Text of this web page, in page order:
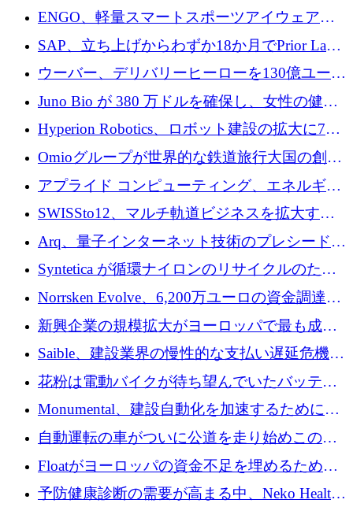
ットフォームを拡大するために 300 万ユーロ
のプレシードをクローズ
ENGO、軽量スマートスポーツアイウェアの
進歩のために510万ユーロを調達
SAP、立ち上げからわずか18か月でPrior Labs
を10億ユーロ以上の契約で買収
ウーバー、デリバリーヒーローを130億ユーロ
の契約で買収、99か国にまたがるプラットフ
ォームを構築
Juno Bio が 380 万ドルを確保し、女性の健康
専用の初のシーケンスラボを開設
Hyperion Robotics、ロボット建設の拡大に740
万ドルを確保
Omioグループが世界的な鉄道旅行大国の創設
を目指してRail Europeを買収
アプライド コンピューティング、エネルギー
向け基盤 AI の拡張に 2,000 万ドルを調達
SWISSto12、マルチ軌道ビジネスを拡大する
ためにシリーズCで7,000万ドルを調達
Arq、量子インターネット技術のプレシードと
して140万ドルを確保
Syntetica が循環ナイロンのリサイクルのため
にシリーズ A で 3,000 万ドルを調達
Norrsken Evolve、6,200万ユーロの資金調達
後、アムステルダムに根を張る
新興企業の規模拡大がヨーロッパで最も成功
した創業者を生み出す、アントラー氏が発見
Saible、建設業界の慢性的な支払い遅延危機に
対処するために 290 万ポンドを調達
花粉は電動バイクが待ち望んでいたバッテリ
ー交換ネットワークを構築している
Monumental、建設自動化を加速するためにシ
リーズ B で 3,200 万ドルを確保
自動運転の車がついに公道を走り始めこの国
が世界をリードしようとしている
Floatがヨーロッパの資金不足を埋めるために
シリーズAで450万ユーロを調達
予防健康診断の需要が高まる中、Neko Health